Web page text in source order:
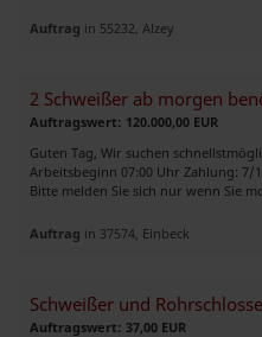
Auftrag in 55232, Alzey
2 Schweißer ab morgen
Auftragswert: 120.000,00 EUR
Guten Tag, Wir suchen
Arbeitsbeginn 07:00 Uhr Zahlung: 7/
Bitte melden Sie sich nur wenn Sie
Auftrag in 37574, Einbeck
Schweißer und
Auftragswert: 37,00 EUR